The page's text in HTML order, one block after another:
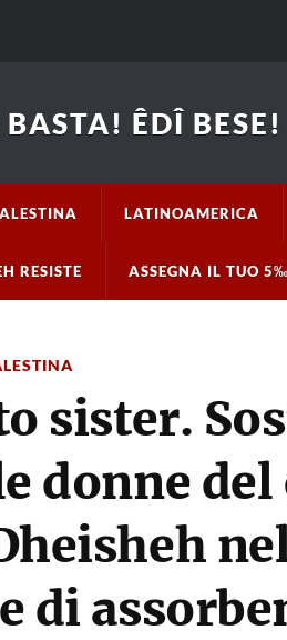
ÊDÎ BESE!
LATINOAMERICA
RESISTE ASSEGNA IL TUO
sister.
donne del
di